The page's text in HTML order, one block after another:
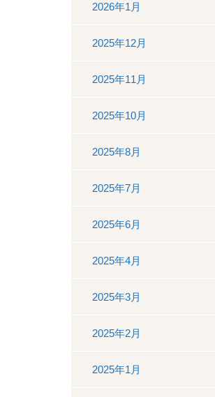
2026年1月
2025年12月
2025年11月
2025年10月
2025年8月
2025年7月
2025年6月
2025年4月
2025年3月
2025年2月
2025年1月